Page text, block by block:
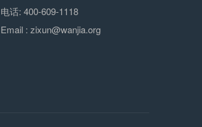
电话: 400-609-1118
Email : zixun@wanjia.org